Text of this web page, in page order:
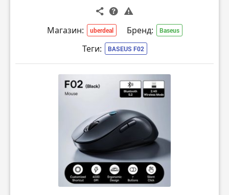
Магазин: uberdeal Бренд: Baseus
Теги: BASEUS F02